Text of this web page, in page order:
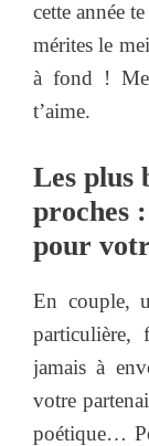
cette année
mérites le
à fond !
t’aime.
Les plus
proches
pour
En couple,
particulière,
jamais à
votre
poétique…